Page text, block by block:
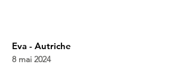
Eva - Autriche
8 mai 2024